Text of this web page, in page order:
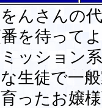
んさんの
を待って
ッション
生徒で一
ったお嬢